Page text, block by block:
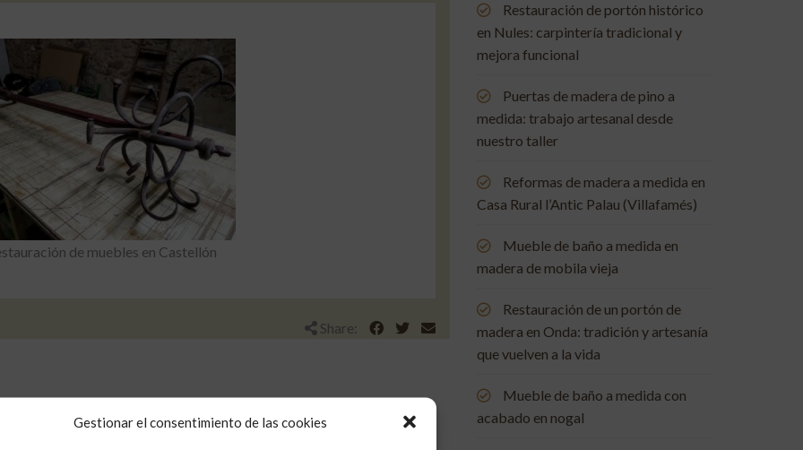
Gestionar el consentimiento de las cookies
de muebles en Castellón
Share:
Restauración de portón histórico
en Nules: carpintería tradicional y
mejora funcional
Puertas de madera de pino a
medida: trabajo artesanal desde
nuestro taller
Reformas de madera a medida en
Casa Rural l’Antic Palau (Villafamés)
Mueble de baño a medida en
madera de mobila vieja
Restauración de un portón de
madera en Onda: tradición y artesanía
que vuelven a la vida
Mueble de baño a medida con
acabado en nogal